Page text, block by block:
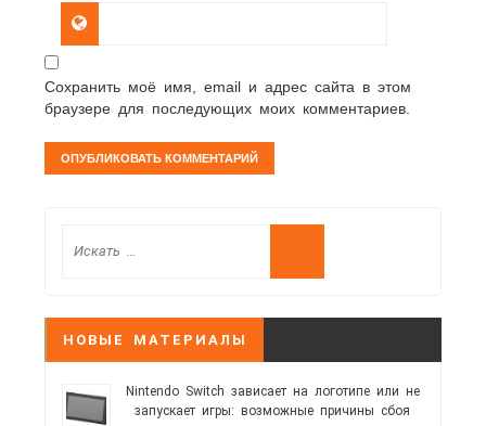
Сохранить моё имя, email и адрес сайта в этом
браузере для последующих моих комментариев.
НОВЫЕ МАТЕРИАЛЫ
Nintendo Switch зависает на логотипе или не
запускает игры: возможные причины сбоя